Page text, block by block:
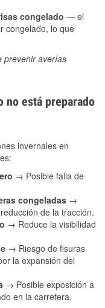
congelado — el
congelado, lo que
prevenir averías
no está preparado
invernales en
→ Posible falla de
congeladas →
de la tracción.
→ Reduce la visibilidad
→ Riesgo de fisuras
la expansión del
→ Posible exposición a
en la carretera.